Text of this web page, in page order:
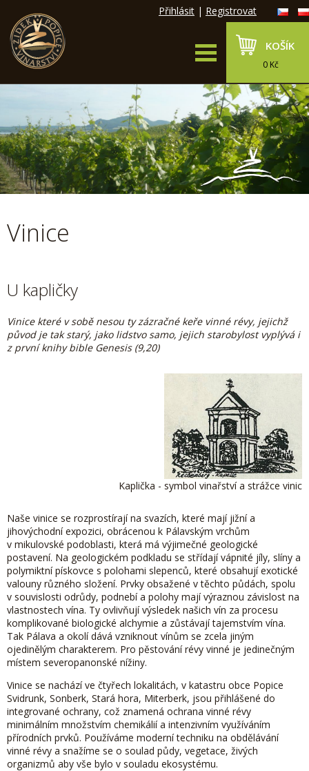
Přihlásit | Registrovat
KOŠÍK
0 Kč
Vinice
U kapličky
Vinice které v sobě nesou ty zázračné keře vinné révy, jejichž
původ je tak starý, jako lidstvo samo, jejich starobylost vyplývá i
z první knihy bible Genesis (9,20)
Kaplička - symbol vinařství a strážce vinic
Naše vinice se rozprostírají na svazích, které mají jižní a
jihovýchodní expozici, obrácenou k Pálavským vrchům
v mikulovské podoblasti, která má výjimečné geologické
postavení. Na geologickém podkladu se střídají vápnité jíly, slíny a
polymiktní pískovce s polohami slepenců, které obsahují exotické
valouny různého složení. Prvky obsažené v těchto půdách, spolu
v souvislosti odrůdy, podnebí a polohy mají výraznou závislost na
vlastnostech vína. Ty ovlivňují výsledek našich vín za procesu
komplikované biologické alchymie a zůstávají tajemstvím vína.
Tak Pálava a okolí dává vzniknout vínům se zcela jiným
ojedinělým charakterem. Pro pěstování révy vinné je jedinečným
místem severopanonské nížiny.
Vinice se nachází ve čtyřech lokalitách, v katastru obce Popice
Svidrunk, Sonberk, Stará hora, Miterberk, jsou přihlášené do
integrované ochrany, což znamená ochrana vinné révy
minimálním množstvím chemikálií a intenzivním využíváním
přírodních prvků. Používáme moderní techniku na obdělávání
vinné révy a snažíme se o soulad půdy, vegetace, živých
organizmů aby vše bylo v souladu ekosystému.